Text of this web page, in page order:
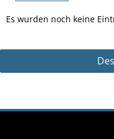
Es wurden noch keine